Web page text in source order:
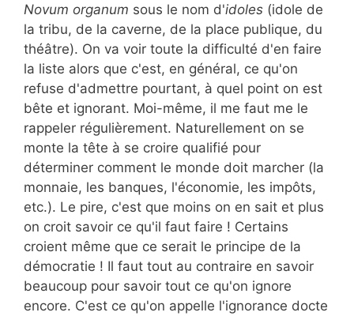
Novum organum sous le nom d'idoles (idole de
la tribu, de la caverne, de la place publique, du
théâtre). On va voir toute la difficulté d'en faire
la liste alors que c'est, en général, ce qu'on
refuse d'admettre pourtant, à quel point on est
bête et ignorant. Moi-même, il me faut me le
rappeler régulièrement. Naturellement on se
monte la tête à se croire qualifié pour
déterminer comment le monde doit marcher (la
monnaie, les banques, l'économie, les impôts,
etc.). Le pire, c'est que moins on en sait et plus
on croit savoir ce qu'il faut faire ! Certains
croient même que ce serait le principe de la
démocratie ! Il faut tout au contraire en savoir
beaucoup pour savoir tout ce qu'on ignore
encore. C'est ce qu'on appelle l'ignorance docte